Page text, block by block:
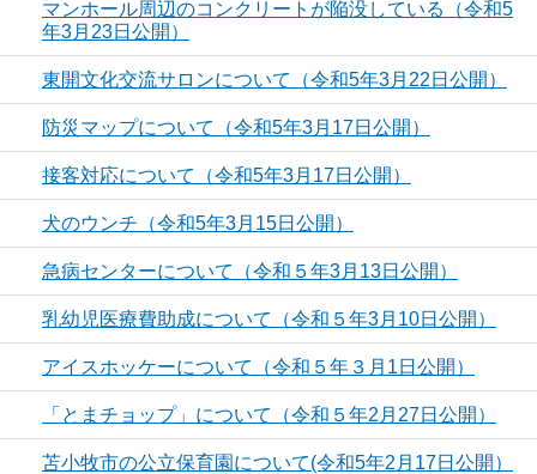
マンホール周辺のコンクリートが陥没している（令和5
年3月23日公開）
東開文化交流サロンについて（令和5年3月22日公開）
防災マップについて（令和5年3月17日公開）
接客対応について（令和5年3月17日公開）
犬のウンチ（令和5年3月15日公開）
急病センターについて（令和５年3月13日公開）
乳幼児医療費助成について（令和５年3月10日公開）
アイスホッケーについて（令和５年３月1日公開）
「とまチョップ」について（令和５年2月27日公開）
苫小牧市の公立保育園について(令和5年2月17日公開）